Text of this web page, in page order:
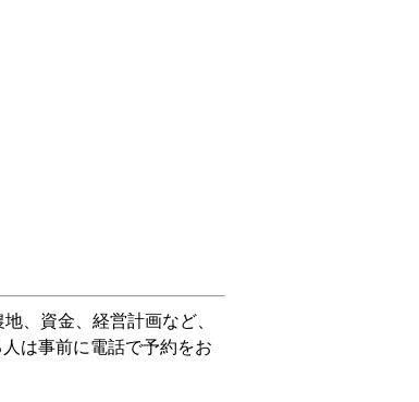
、資金、経営計画など、
は事前に電話で予約をお